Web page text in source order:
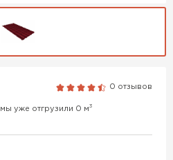
0 отзывов
уже отгрузили 0 м3